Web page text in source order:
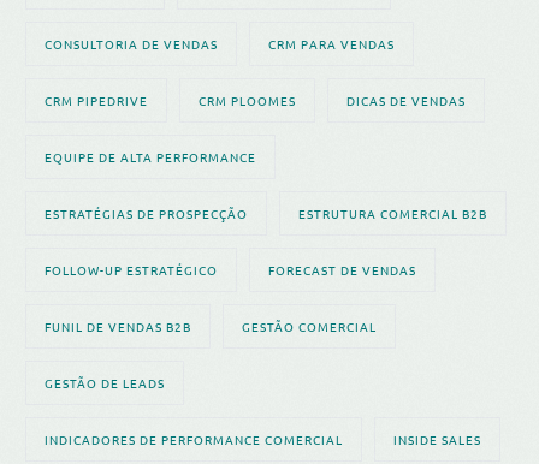
CONSULTORIA DE VENDAS CRM PARA VENDAS
CRM PIPEDRIVE CRM PLOOMES DICAS DE VENDAS
EQUIPE DE ALTA PERFORMANCE
ESTRATÉGIAS DE PROSPECÇÃO ESTRUTURA COMERCIAL B2B
FOLLOW-UP ESTRATÉGICO FORECAST DE VENDAS
FUNIL DE VENDAS B2B GESTÃO COMERCIAL
GESTÃO DE LEADS
INDICADORES DE PERFORMANCE COMERCIAL INSIDE SALES